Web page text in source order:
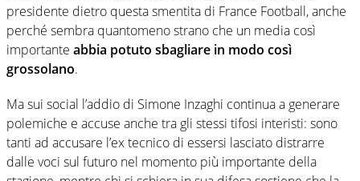
presidente dietro questa smentita di France Football, anche
perché sembra quantomeno strano che un media così
importante abbia potuto sbagliare in modo così
grossolano.
Ma sui social l’addio di Simone Inzaghi continua a generare
polemiche e accuse anche tra gli stessi tifosi interisti: sono
tanti ad accusare l’ex tecnico di essersi lasciato distrarre
dalle voci sul futuro nel momento più importante della